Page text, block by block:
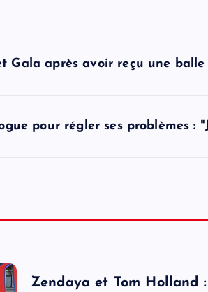
Gala après avoir reçu une
pour régler ses problèmes :
Zendaya et Tom Holland